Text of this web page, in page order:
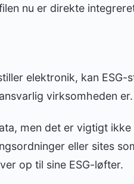
nu er direkte
elektronik, kan ESG-
virksomheden er.
men det er vigtigt
eller sites
op til sine ESG-løfter.